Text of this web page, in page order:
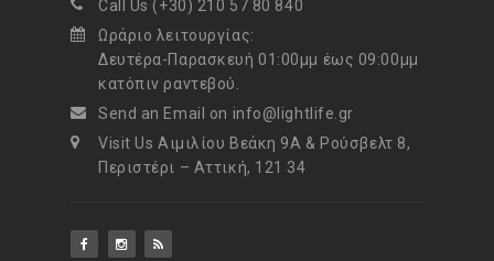
Call Us (+30) 210 57 80 840
Ωράριο λειτουργίας:
Δευτέρα-Παρασκευή 01:00μμ έως 09:00μμ
κατόπιν ραντεβού.
Send an Email on info@lightlife.gr
Visit Us Αιμιλίου Βεάκη 9Α & Ρούσβελτ 8,
Περιστέρι – Αττική, 121 34